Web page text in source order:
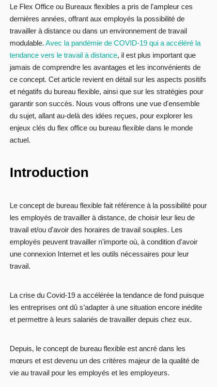
Le Flex Office ou Bureaux flexibles a pris de l'ampleur ces
dernières années, offrant aux employés la possibilité de
travailler à distance ou dans un environnement de travail
modulable. Avec la pandémie de COVID-19 qui a accéléré la
tendance vers le travail à distance, il est plus important que
jamais de comprendre les avantages et les inconvénients de
ce concept. Cet article revient en détail sur les aspects positifs
et négatifs du bureau flexible, ainsi que sur les stratégies pour
garantir son succès. Nous vous offrons une vue d'ensemble
du sujet, allant au-delà des idées reçues, pour explorer les
enjeux clés du flex office ou bureau flexible dans le monde
actuel.
Introduction
Le concept de bureau flexible fait référence à la possibilité pour
les employés de travailler à distance, de choisir leur lieu de
travail et/ou d'avoir des horaires de travail souples. Les
employés peuvent travailler n'importe où, à condition d'avoir
une connexion Internet et les outils nécessaires pour leur
travail.
La crise du Covid-19 a accélérée la tendance de fond puisque
les entreprises ont dû s’adapter à une situation encore inédite
et permettre à leurs salariés de travailler depuis chez eux.
Depuis, le concept de bureau flexible est ancré dans les
mœurs et est devenu un des critères majeur de la qualité de
vie au travail pour les employés et les employeurs.